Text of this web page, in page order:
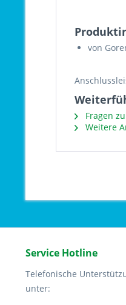
von
Fragen
Weitere
Service Hotline
Telefonische
unter: